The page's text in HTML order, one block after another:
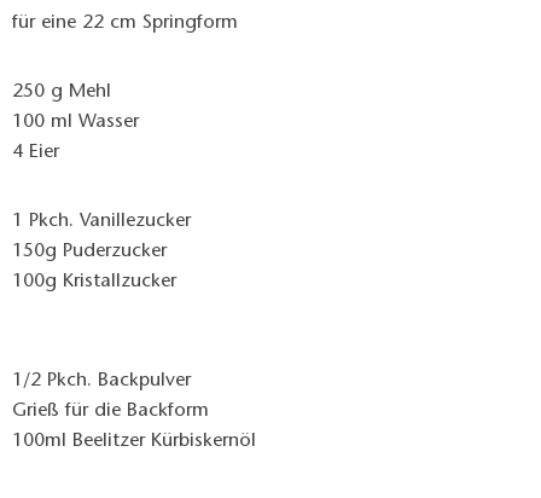
für eine 22 cm Springform
250 g Mehl
100 ml Wasser
4 Eier
1 Pkch. Vanillezucker
150g Puderzucker
100g Kristallzucker
1/2 Pkch. Backpulver
Grieß für die Backform
100ml Beelitzer Kürbiskernöl